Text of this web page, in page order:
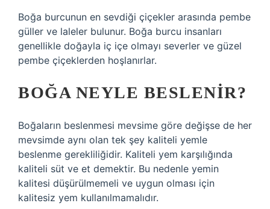
Boğa burcunun en sevdiği çiçekler arasında pembe
güller ve laleler bulunur. Boğa burcu insanları
genellikle doğayla iç içe olmayı severler ve güzel
pembe çiçeklerden hoşlanırlar.
BOĞA NEYLE BESLENIR?
Boğaların beslenmesi mevsime göre değişse de her
mevsimde aynı olan tek şey kaliteli yemle
beslenme gerekliliğidir. Kaliteli yem karşılığında
kaliteli süt ve et demektir. Bu nedenle yemin
kalitesi düşürülmemeli ve uygun olması için
kalitesiz yem kullanılmamalıdır.